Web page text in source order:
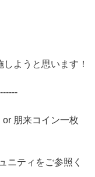
ようと思います！
朋来コイン一枚
ニティをご参照く